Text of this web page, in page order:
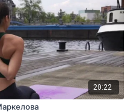
20:22